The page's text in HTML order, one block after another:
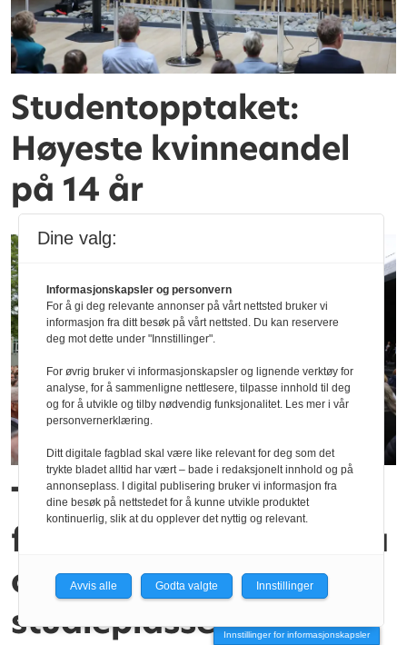
Studentopptaket:
Høyeste kvinneandel
på 14 år
Torsdag 20. juli er det
førstemann til mølla på
over 700 ledige
studieplasserInnstillinger for informasjonskapsler
Dine valg:
Informasjonskapsler og personvern
For å gi deg relevante annonser på vårt nettsted bruker vi
informasjon fra ditt besøk på vårt nettsted. Du kan reservere
deg mot dette under "Innstillinger".
For øvrig bruker vi informasjonskapsler og lignende verktøy for
analyse, for å sammenligne nettlesere, tilpasse innhold til deg
og for å utvikle og tilby nødvendig funksjonalitet. Les mer i vår
personvernerklæring.
Ditt digitale fagblad skal være like relevant for deg som det
trykte bladet alltid har vært – bade i redaksjonelt innhold og på
annonseplass. I digital publisering bruker vi informasjon fra
dine besøk på nettstedet for å kunne utvikle produktet
kontinuerlig, slik at du opplever det nyttig og relevant.
Avvis alle Godta valgte Innstillinger